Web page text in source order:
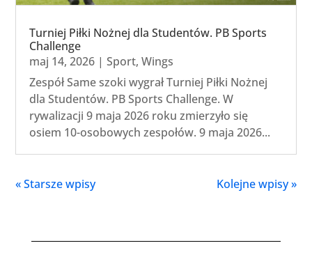
Turniej Piłki Nożnej dla Studentów. PB Sports
Challenge
maj 14, 2026 |Sport,Wings
Zespół Same szoki wygrał Turniej Piłki Nożnej
dla Studentów. PB Sports Challenge. W
rywalizacji 9 maja 2026 roku zmierzyło się
osiem 10-osobowych zespołów. 9 maja 2026...
« Starsze wpisy Kolejne wpisy »